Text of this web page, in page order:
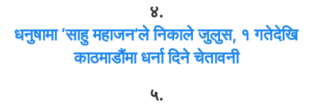
४.
धनुषामा ‘साहु महाजन’ले निकाले जुलुस, १ गतेदेखि
काठमाडौंमा धर्ना दिने चेतावनी
५.